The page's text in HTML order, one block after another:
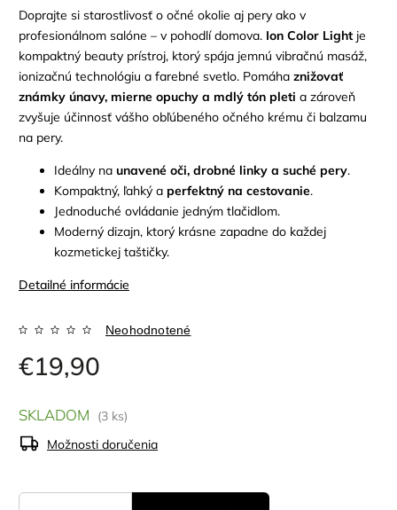
Doprajte si starostlivosť o očné okolie aj pery ako v
profesionálnom salóne – v pohodlí domova. Ion Color Light je
kompaktný beauty prístroj, ktorý spája jemnú vibračnú masáž,
ionizačnú technológiu a farebné svetlo. Pomáha znižovať
známky únavy, mierne opuchy a mdlý tón pleti a zároveň
zvyšuje účinnosť vášho obľúbeného očného krému či balzamu
na pery.
Ideálny na unavené oči, drobné linky a suché pery.
Kompaktný, ľahký a perfektný na cestovanie.
Jednoduché ovládanie jedným tlačidlom.
Moderný dizajn, ktorý krásne zapadne do každej
kozmetickej taštičky.
Detailné informácie
Neohodnotené
€19,90
SKLADOM
(3 ks)
Možnosti doručenia